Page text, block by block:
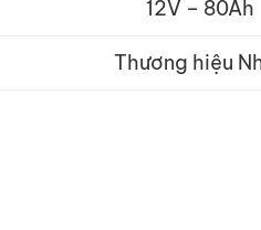
12V – 80Ah
Thương hiệu